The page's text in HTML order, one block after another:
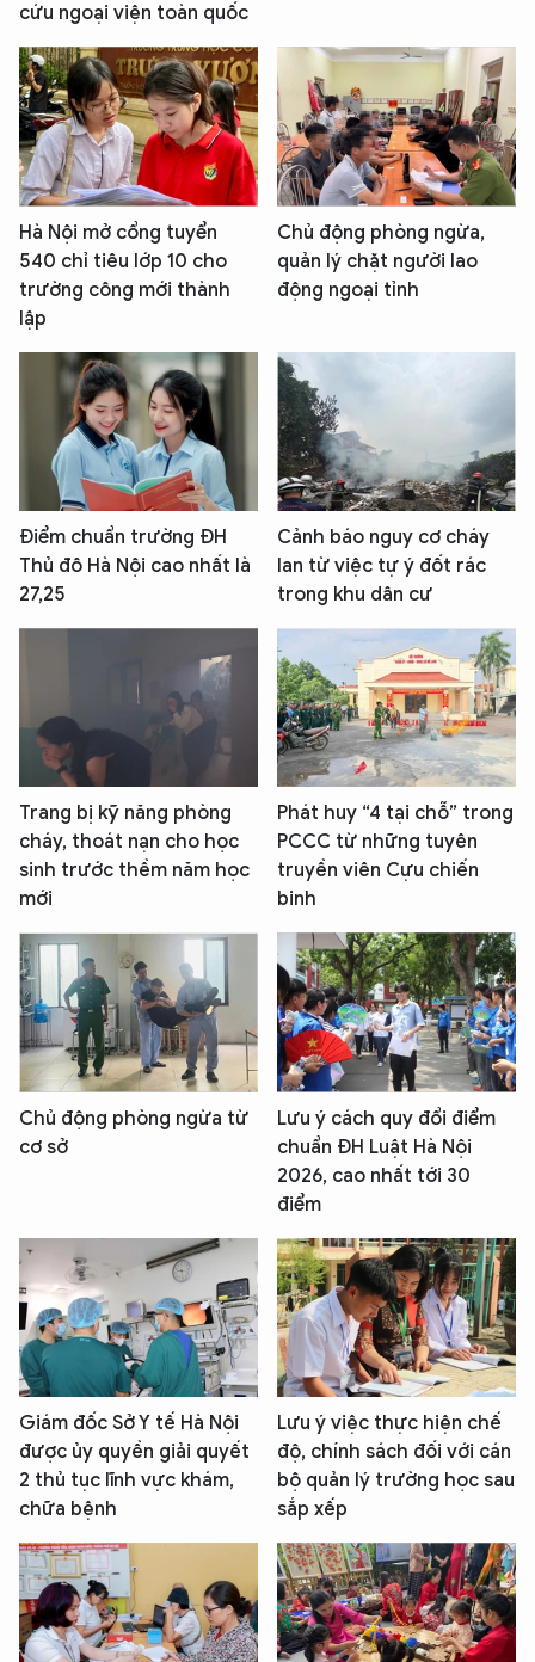
cứu ngoại viện toàn quốc
Hà Nội mở cổng tuyển
540 chỉ tiêu lớp 10 cho
trường công mới thành
lập
Chủ động phòng ngừa,
quản lý chặt người lao
động ngoại tỉnh
Điểm chuẩn trường ĐH
Thủ đô Hà Nội cao nhất là
27,25
Cảnh báo nguy cơ cháy
lan từ việc tự ý đốt rác
trong khu dân cư
Trang bị kỹ năng phòng
cháy, thoát nạn cho học
sinh trước thềm năm học
mới
Phát huy “4 tại chỗ” trong
PCCC từ những tuyên
truyền viên Cựu chiến
binh
Chủ động phòng ngừa từ
cơ sở
Lưu ý cách quy đổi điểm
chuẩn ĐH Luật Hà Nội
2026, cao nhất tới 30
điểm
Giám đốc Sở Y tế Hà Nội
được ủy quyền giải quyết
2 thủ tục lĩnh vực khám,
chữa bệnh
Lưu ý việc thực hiện chế
độ, chính sách đối với cán
bộ quản lý trường học sau
sắp xếp